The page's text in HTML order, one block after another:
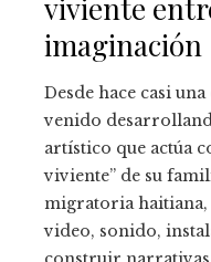
viviente
imaginación
Desde hace casi
venido
artístico que actúa
viviente” de su
migratoria
video, sonido,